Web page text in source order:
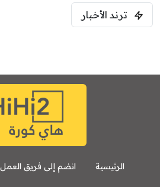
ترند الأخبار
الرئيسية انضم إلى فريق العمل